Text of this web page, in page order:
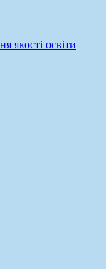
якості освіти